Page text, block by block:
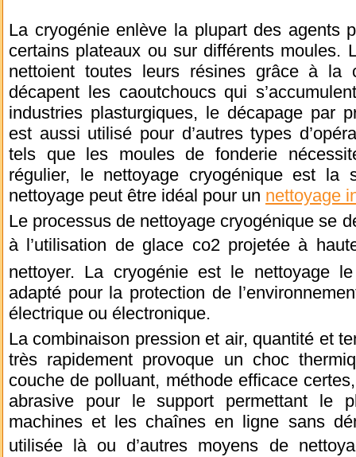
La cryogénie enlève la plupart des agents
certains plateaux ou sur différents moules.
nettoient toutes leurs résines grâce à la
décapent les caoutchoucs qui
industries plasturgiques, le décapage par
est aussi utilisé pour d’autres types
tels que les moules de fonderie
régulier, le nettoyage cryogénique est la
nettoyage peut être idéal pour un nettoyage
Le processus de nettoyage cryogénique se
à l’utilisation de glace co2 projetée à
nettoyer. La cryogénie est le nettoyage
adapté pour la protection de
électrique ou électronique.
La combinaison pression et air, quantité et
très rapidement provoque un choc
couche de polluant, méthode efficace
abrasive pour le support permettant le
machines et les chaînes en ligne sans
utilisée là ou d’autres moyens de